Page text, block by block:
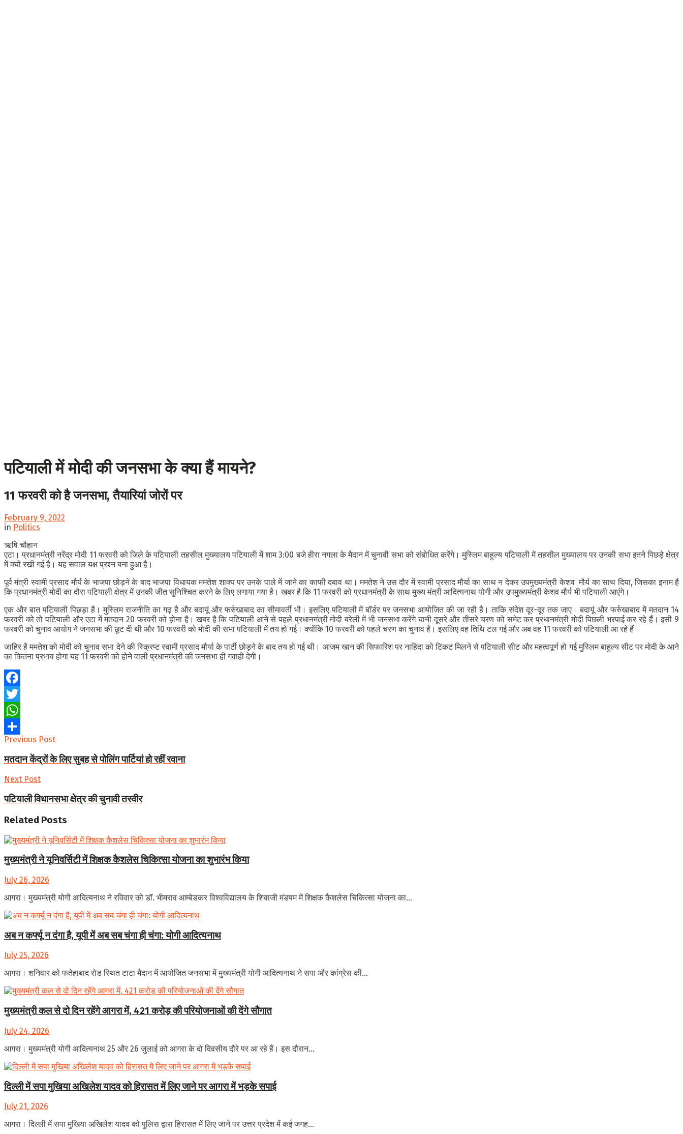
पटियाली में मोदी की जनसभा के क्या हैं मायने?
11 फरवरी को है जनसभा, तैयारियां जोरों पर
February 9, 2022
in Politics
ऋषि चौहान
एटा। प्रधानमंत्री नरेंद्र मोदी 11 फरवरी को जिले के पटियाली तहसील मुख्यालय पटियाली में शाम 3:00 बजे हीरा नगला के मैदान में चुनावी सभा को संबोधित करेंगे। मुस्लिम बाहुल्य पटियाली में तहसील मुख्यालय पर उनकी सभा इतने पिछड़े क्षेत्र
में क्यों रखी गई है। यह सवाल यक्ष प्रश्न बना हुआ है।
पूर्व मंत्री स्वामी प्रसाद मौर्य के भाजपा छोड़ने के बाद भाजपा विधायक ममतेश शाक्य पर उनके पाले में जाने का काफी दबाव था। ममतेश ने उस दौर में स्वामी प्रसाद मौर्या का साथ न देकर उपमुख्यमंत्री केशव मौर्य का साथ दिया, जिसका इनाम है
कि प्रधानमंत्री मोदी का दौरा पटियाली क्षेत्र में उनकी जीत सुनिश्चित करने के लिए लगाया गया है। खबर है कि 11 फरवरी को प्रधानमंत्री के साथ मुख्य मंत्री आदित्यनाथ योगी और उपमुख्यमंत्री केशव मौर्य भी पटियाली आएंगे।
एक और बात पटियाली पिछड़ा है। मुस्लिम राजनीति का गढ़ है और बदायूं और फर्रुखाबाद का सीमावर्ती भी। इसलिए पटियाली में बॉर्डर पर जनसभा आयोजित की जा रही है। ताकि संदेश दूर-दूर तक जाए। बदायूं और फर्रुखाबाद में मतदान 14
फरवरी को तो पटियाली और एटा में मतदान 20 फरवरी को होना है। खबर है कि पटियाली आने से पहले प्रधानमंत्री मोदी बरेली में भी जनसभा करेंगे यानी दूसरे और तीसरे चरण को समेट कर प्रधानमंत्री मोदी पिछली भरपाई कर रहे हैं। इसी 9
फरवरी को चुनाव आयोग ने जनसभा की छूट दी थी और 10 फरवरी को मोदी की सभा पटियाली में तय हो गई। क्योंकि 10 फरवरी को पहले चरण का चुनाव है। इसलिए वह तिथि टल गई और अब वह 11 फरवरी को पटियाली आ रहे हैं।
जाहिर है ममतेश को मोदी को चुनाव सभा देने की स्क्रिप्ट स्वामी प्रसाद मौर्या के पार्टी छोड़ने के बाद तय हो गई थी। आजम खान की सिफारिश पर नाहिदा को टिकट मिलने से पटियाली सीट और महत्वपूर्ण हो गई मुस्लिम बाहुल्य सीट पर मोदी के आने
का कितना प्रभाव होगा यह 11 फरवरी को होने वाली प्रधानमंत्री की जनसभा ही गवाही देगी।
Facebook
Twitter
WhatsApp
Share
Previous Post
मतदान केंद्रों के लिए सुबह से पोलिंग पार्टियां हो रहीं रवाना
Next Post
पटियाली विधानसभा क्षेत्र की चुनावी तस्वीर
Related Posts
मुख्यमंत्री ने यूनिवर्सिटी में शिक्षक कैशलेस चिकित्सा योजना का शुभारंभ किया
July 26, 2026
आगरा। मुख्यमंत्री योगी आदित्यनाथ ने रविवार को डॉ. भीमराव आम्बेडकर विश्वविद्यालय के शिवाजी मंडपम में शिक्षक कैशलेस चिकित्सा योजना का...
अब न कर्फ्यू न दंगा है, यूपी में अब सब चंगा ही चंगा: योगी आदित्यनाथ
July 25, 2026
आगरा। शनिवार को फतेहाबाद रोड स्थित टाटा मैदान में आयोजित जनसभा में मुख्यमंत्री योगी आदित्यनाथ ने सपा और कांग्रेस की...
मुख्यमंत्री कल से दो दिन रहेंगे आगरा में, 421 करोड़ की परियोजनाओं की देंगे सौगात
July 24, 2026
आगरा। मुख्यमंत्री योगी आदित्यनाथ 25 और 26 जुलाई को आगरा के दो दिवसीय दौरे पर आ रहे हैं। इस दौरान...
दिल्ली में सपा मुखिया अखिलेश यादव को हिरासत में लिए जाने पर आगरा में भड़के सपाई
July 21, 2026
आगरा। दिल्ली में सपा मुखिया अखिलेश यादव को पुलिस द्वारा हिरासत में लिए जाने पर उत्तर प्रदेश में कई जगह...